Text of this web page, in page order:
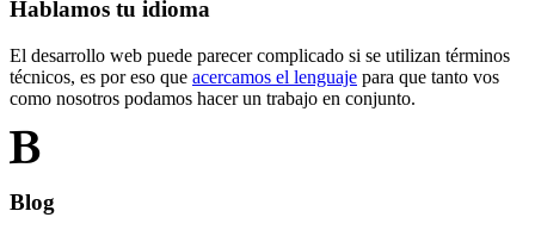
Hablamos tu idioma
El desarrollo web puede parecer complicado si se utilizan términos
técnicos, es por eso que acercamos el lenguaje para que tanto vos
como nosotros podamos hacer un trabajo en conjunto.
Blog